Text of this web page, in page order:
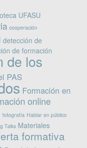
UFASU
cooperación
detección de
de formación
de los
PAS
Formación en
online
fotografía Hablar en público
Talks Materiales
formativa